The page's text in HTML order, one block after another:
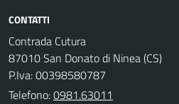
CONTATTI
Contrada Cutura
87010 San Donato di Ninea (CS)
P.Iva: 00398580787
Telefono:0981.63011